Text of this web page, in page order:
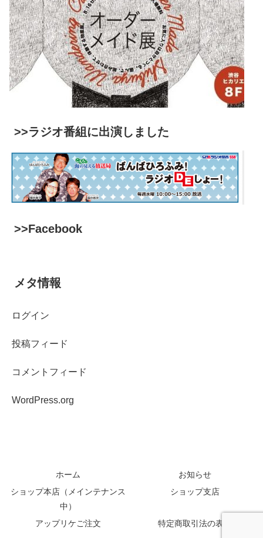
>>ラジオ番組に出演しました
>>Facebook
メタ情報
ログイン
投稿フィード
コメントフィード
WordPress.org
ホーム
お知らせ
ショップ本店（メインテナンス
中）
ショップ支店
アップリケご注文 特定商取引法の表記